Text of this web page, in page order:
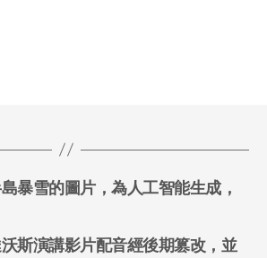
暴雪的圖片，為人工智能生成，
斯演講影片配音經後期篡改，並